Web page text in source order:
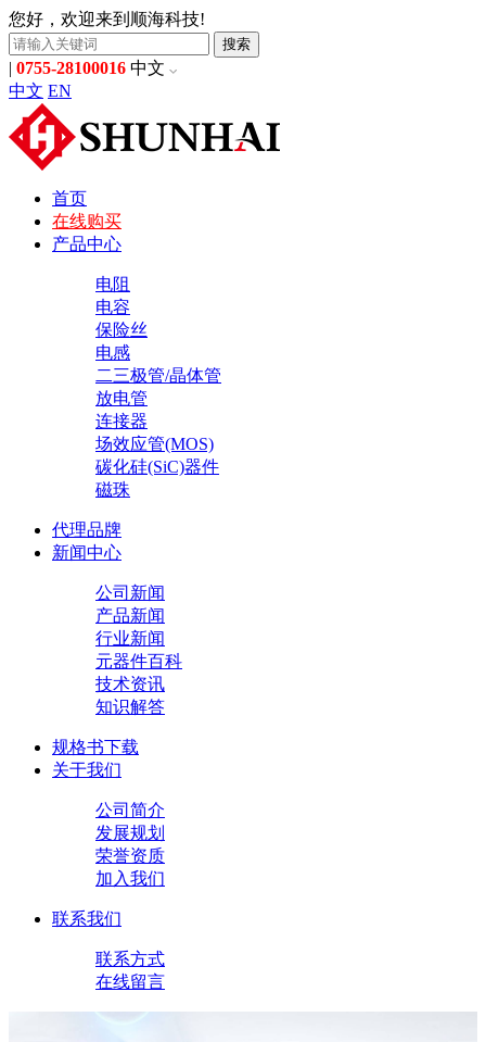
您好，欢迎来到顺海科技!
搜索
| 0755-28100016 中文
中文 EN
首页
在线购买
产品中心
电阻
电容
保险丝
电感
二三极管/晶体管
放电管
连接器
场效应管(MOS)
碳化硅(SiC)器件
磁珠
代理品牌
新闻中心
公司新闻
产品新闻
行业新闻
元器件百科
技术资讯
知识解答
规格书下载
关于我们
公司简介
发展规划
荣誉资质
加入我们
联系我们
联系方式
在线留言